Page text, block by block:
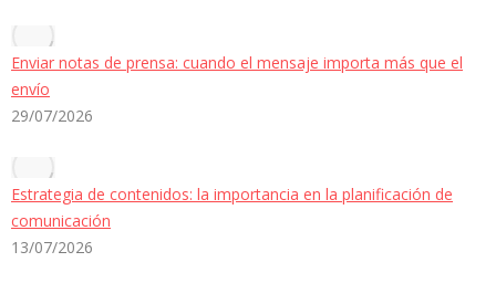
Enviar notas de prensa: cuando el mensaje importa más que el
envío
29/07/2026
Estrategia de contenidos: la importancia en la planificación de
comunicación
13/07/2026